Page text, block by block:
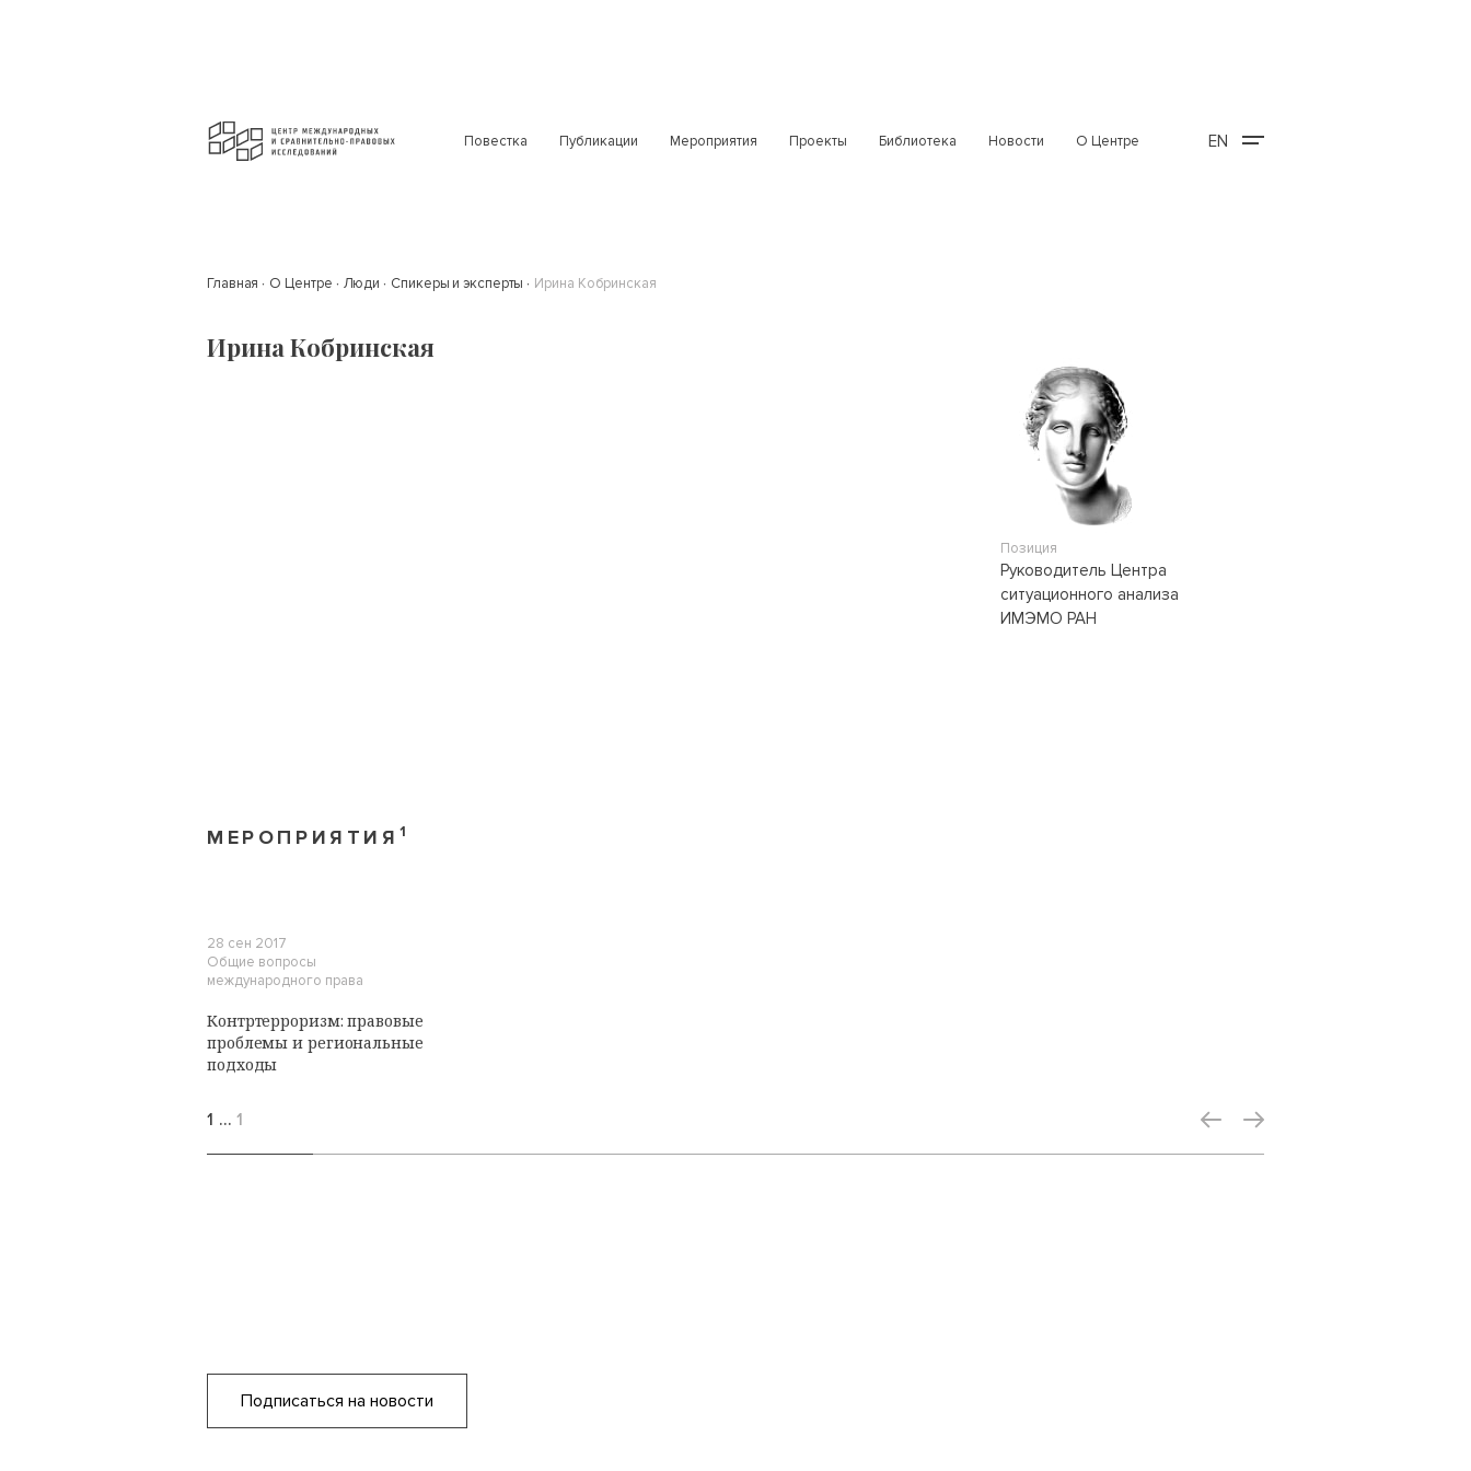
Повестка Публикации Мероприятия Проекты Библиотека Новости О Центре EN
Главная О Центре Люди Спикеры и эксперты Ирина Кобринская
Ирина Кобринская
Позиция
Руководитель Центра
ситуационного анализа
ИМЭМО РАН
МЕРОПРИЯТИЯ 1
28 сен 2017
Общие вопросы
международного права
Контртерроризм: правовые
проблемы и региональные
подходы
1 … 1
Подписаться на новости